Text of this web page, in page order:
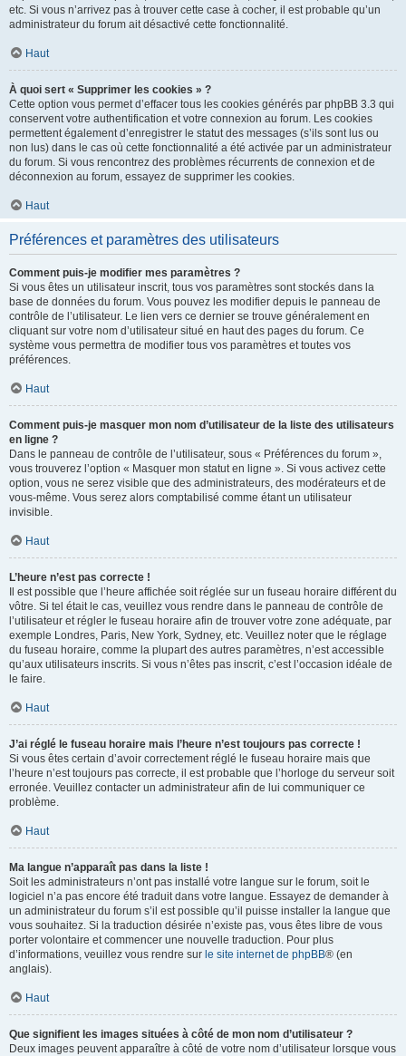
etc. Si vous n’arrivez pas à trouver cette case à cocher, il est probable qu’un
administrateur du forum ait désactivé cette fonctionnalité.
Haut
À quoi sert « Supprimer les cookies » ?
Cette option vous permet d’effacer tous les cookies générés par phpBB 3.3 qui
conservent votre authentification et votre connexion au forum. Les cookies
permettent également d’enregistrer le statut des messages (s’ils sont lus ou
non lus) dans le cas où cette fonctionnalité a été activée par un administrateur
du forum. Si vous rencontrez des problèmes récurrents de connexion et de
déconnexion au forum, essayez de supprimer les cookies.
Haut
Préférences et paramètres des utilisateurs
Comment puis-je modifier mes paramètres ?
Si vous êtes un utilisateur inscrit, tous vos paramètres sont stockés dans la
base de données du forum. Vous pouvez les modifier depuis le panneau de
contrôle de l’utilisateur. Le lien vers ce dernier se trouve généralement en
cliquant sur votre nom d’utilisateur situé en haut des pages du forum. Ce
système vous permettra de modifier tous vos paramètres et toutes vos
préférences.
Haut
Comment puis-je masquer mon nom d’utilisateur de la liste des utilisateurs
en ligne ?
Dans le panneau de contrôle de l’utilisateur, sous « Préférences du forum »,
vous trouverez l’option « Masquer mon statut en ligne ». Si vous activez cette
option, vous ne serez visible que des administrateurs, des modérateurs et de
vous-même. Vous serez alors comptabilisé comme étant un utilisateur
invisible.
Haut
L’heure n’est pas correcte !
Il est possible que l’heure affichée soit réglée sur un fuseau horaire différent du
vôtre. Si tel était le cas, veuillez vous rendre dans le panneau de contrôle de
l’utilisateur et régler le fuseau horaire afin de trouver votre zone adéquate, par
exemple Londres, Paris, New York, Sydney, etc. Veuillez noter que le réglage
du fuseau horaire, comme la plupart des autres paramètres, n’est accessible
qu’aux utilisateurs inscrits. Si vous n’êtes pas inscrit, c’est l’occasion idéale de
le faire.
Haut
J’ai réglé le fuseau horaire mais l’heure n’est toujours pas correcte !
Si vous êtes certain d’avoir correctement réglé le fuseau horaire mais que
l’heure n’est toujours pas correcte, il est probable que l’horloge du serveur soit
erronée. Veuillez contacter un administrateur afin de lui communiquer ce
problème.
Haut
Ma langue n’apparaît pas dans la liste !
Soit les administrateurs n’ont pas installé votre langue sur le forum, soit le
logiciel n’a pas encore été traduit dans votre langue. Essayez de demander à
un administrateur du forum s’il est possible qu’il puisse installer la langue que
vous souhaitez. Si la traduction désirée n’existe pas, vous êtes libre de vous
porter volontaire et commencer une nouvelle traduction. Pour plus
d’informations, veuillez vous rendre sur le site internet de phpBB® (en
anglais).
Haut
Que signifient les images situées à côté de mon nom d’utilisateur ?
Deux images peuvent apparaître à côté de votre nom d’utilisateur lorsque vous